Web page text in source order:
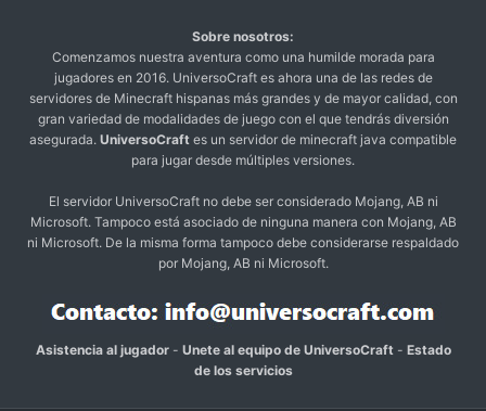
Sobre nosotros:
Comenzamos nuestra aventura como una humilde morada para
jugadores en 2016. UniversoCraft es ahora una de las redes de
servidores de Minecraft hispanas más grandes y de mayor calidad, con
gran variedad de modalidades de juego con el que tendrás diversión
asegurada. UniversoCraft es un servidor de minecraft java compatible
para jugar desde múltiples versiones.
El servidor UniversoCraft no debe ser considerado Mojang, AB ni
Microsoft. Tampoco está asociado de ninguna manera con Mojang, AB
ni Microsoft. De la misma forma tampoco debe considerarse respaldado
por Mojang, AB ni Microsoft.
Asistencia al jugador- Unete al equipo de UniversoCraft - Estado
de los servicios